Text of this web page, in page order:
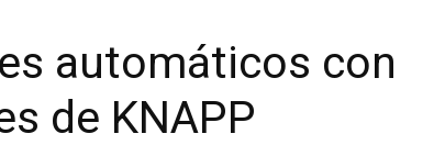
automáticos con
de KNAPP